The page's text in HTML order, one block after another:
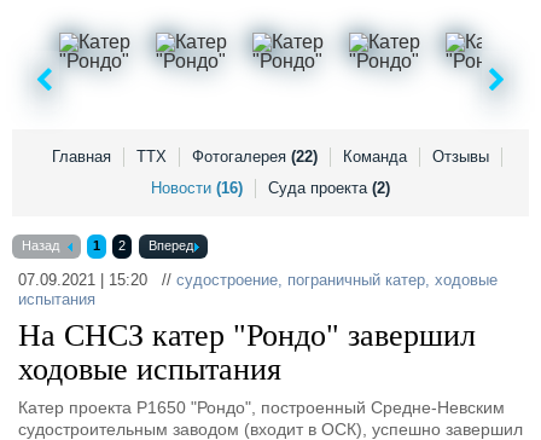
Работа
Крюинг
Журнал
Материалы
Услуги
Конференции
Личности
Словарь
Флот
Отзывы
Главная ТТХ Фотогалерея (22) Команда
Отзывы
Новости (16) Суда проекта (2)
Назад 1 2 Вперед
07.09.2021 | 15:20 // судостроение, пограничный катер, ходовые
испытания
На СНСЗ катер "Рондо" завершил
ходовые испытания
Катер проекта Р1650 "Рондо", построенный Средне-Невским
судостроительным заводом (входит в ОСК), успешно завершил